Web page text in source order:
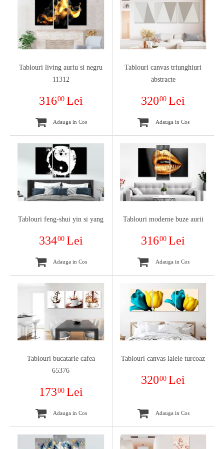
Tablouri living auriu si negru
11312
31600 Lei
Adauga in Cos
Tablouri canvas triunghiuri
abstracte
32000Lei
Adauga in Cos
Tablouri feng-shui yin si yang
33400 Lei
Adauga in Cos
Tablouri moderne buze aurii
31600Lei
Adauga in Cos
Tablouri bucatarie cafea
65376
17300 Lei
Adauga in Cos
Tablouri canvas lalele turcoaz
32000Lei
Adauga in Cos